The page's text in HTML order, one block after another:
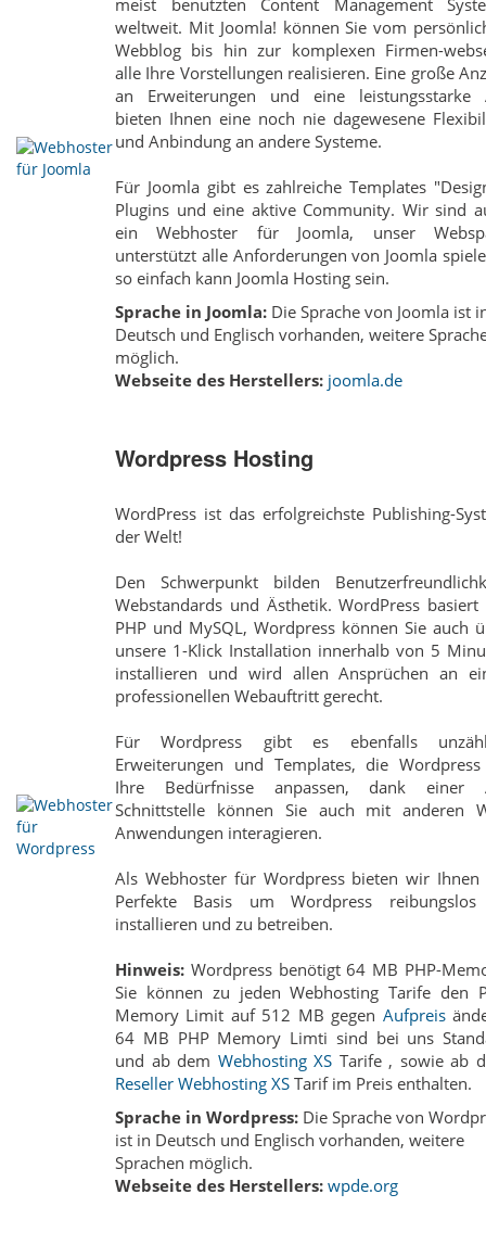
weltweit. Mit Joomla! können Sie vom
Webblog bis hin zur komplexen Firmen-
alle Ihre Vorstellungen realisieren. Eine große
an Erweiterungen und eine leistungsstarke
bieten Ihnen eine noch nie dagewesene
und Anbindung an andere Systeme.
Für Joomla gibt es zahlreiche Templates
Plugins und eine aktive Community. Wir sind
ein Webhoster für Joomla, unser
unterstützt alle Anforderungen von Joomla
so einfach kann Joomla Hosting sein.
Sprache in Joomla: Die Sprache von Joomla ist
Deutsch und Englisch vorhanden, weitere
möglich.
Webseite des Herstellers: joomla.de
Wordpress Hosting
WordPress ist das erfolgreichste Publishing-
der Welt!
Den Schwerpunkt bilden
Webstandards und Ästhetik. WordPress basiert
PHP und MySQL, Wordpress können Sie auch
unsere 1-Klick Installation innerhalb von 5
installieren und wird allen Ansprüchen an
professionellen Webauftritt gerecht.
Für Wordpress gibt es ebenfalls
Erweiterungen und Templates, die
Ihre Bedürfnisse anpassen, dank einer
Schnittstelle können Sie auch mit anderen
Anwendungen interagieren.
Als Webhoster für Wordpress bieten wir Ihnen
Perfekte Basis um Wordpress
installieren und zu betreiben.
Hinweis: Wordpress benötigt 64 MB PHP-
Sie können zu jeden Webhosting Tarife den
Memory Limit auf 512 MB gegen Aufpreis
64 MB PHP Memory Limti sind bei uns
und ab dem Webhosting XS Tarife , sowie ab
Reseller Webhosting XS Tarif im Preis enthalten.
Sprache in Wordpress: Die Sprache von
ist in Deutsch und Englisch vorhanden, weitere
Sprachen möglich.
Webseite des Herstellers: wpde.org